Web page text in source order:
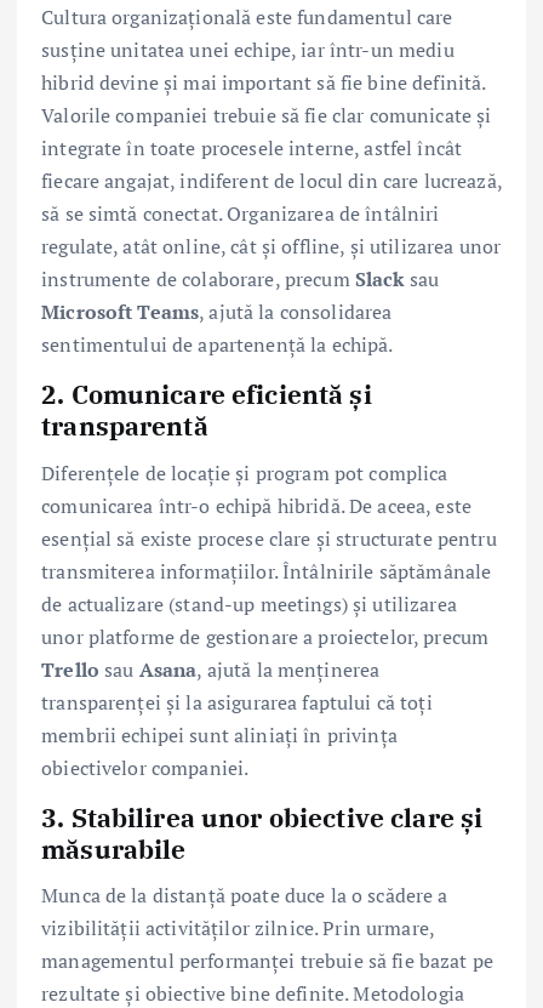
Cultura organizațională este fundamentul care
susține unitatea unei echipe, iar într-un mediu
hibrid devine și mai important să fie bine definită.
Valorile companiei trebuie să fie clar comunicate și
integrate în toate procesele interne, astfel încât
fiecare angajat, indiferent de locul din care lucrează,
să se simtă conectat. Organizarea de întâlniri
regulate, atât online, cât și offline, și utilizarea unor
instrumente de colaborare, precumSlacksau
Microsoft Teams, ajută la consolidarea
sentimentului de apartenență la echipă.
2. Comunicare eficientă și
transparentă
Diferențele de locație și program pot complica
comunicarea într-o echipă hibridă. De aceea, este
esențial să existe procese clare și structurate pentru
transmiterea informațiilor. Întâlnirile săptămânale
de actualizare (stand-up meetings) și utilizarea
unor platforme de gestionare a proiectelor, precum
Trello sau Asana, ajută la menținerea
transparenței și la asigurarea faptului că toți
membrii echipei sunt aliniați în privința
obiectivelor companiei.
3. Stabilirea unor obiective clare și
măsurabile
Munca de la distanță poate duce la o scădere a
vizibilității activităților zilnice. Prin urmare,
managementul performanței trebuie să fie bazat pe
rezultate și obiective bine definite. Metodologia